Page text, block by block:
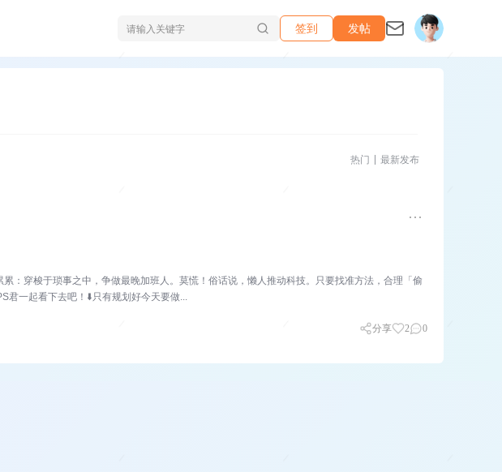
签到 发帖
热门 最新发布
：穿梭于琐事之中，争做最晚加班人。莫慌！俗话说，懒人推动科技。只要找准方法，合理「偷
君一起看下去吧！⬇️只有规划好今天要做...
分享 2 0